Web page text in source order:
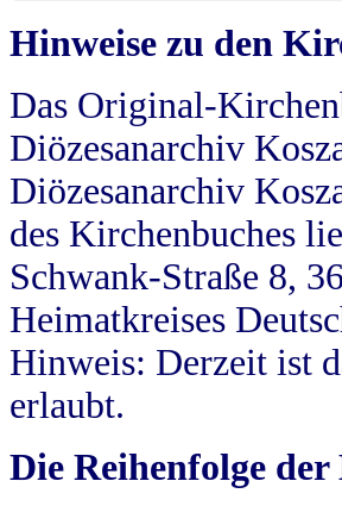
Hinweise zu den
Das Original-
Diözesanarchiv
Diözesanarchiv
des Kirchenbuches
Schwank-Straße 8,
Heimatkreises
Hinweis: Derzeit ist
erlaubt.
Die Reihenfolge